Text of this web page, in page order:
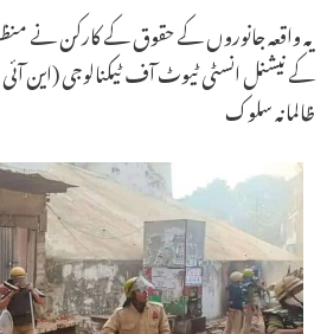
یہ واقعہ جانوروں کے حقوق کے کارکن نے منظر
کے نیشنل انسٹی ٹیوٹ آف ٹیکنالوجی (این
ظالمانہ سلوک